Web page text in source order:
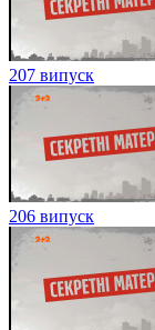
207 випуск
206 випуск